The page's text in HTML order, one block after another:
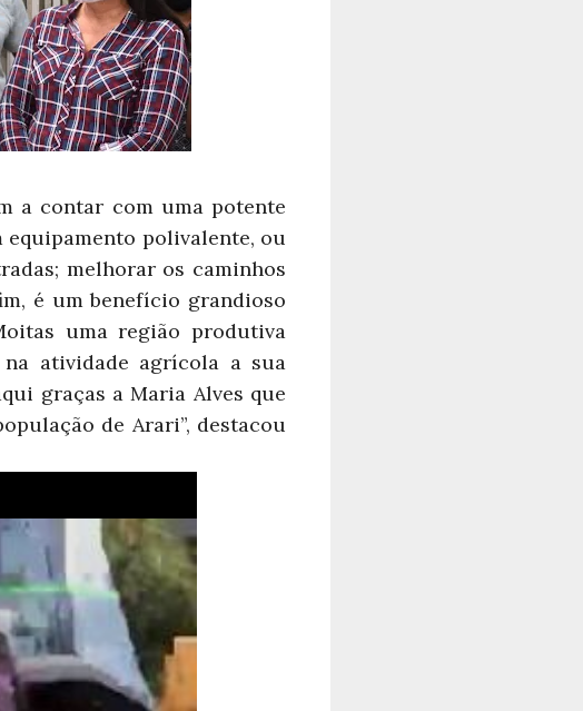
a contar com uma potente
equipamento polivalente, ou
melhorar os caminhos
é um benefício grandioso
uma região produtiva
atividade agrícola a sua
graças a Maria Alves que
de Arari”, destacou